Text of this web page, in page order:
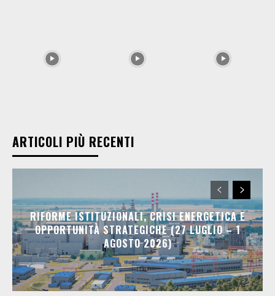
ARTICOLI PIÙ RECENTI
RIFORME ISTITUZIONALI, CRISI ENERGETICA E
OPPORTUNITÀ STRATEGICHE (27 LUGLIO – 1
AGOSTO 2026)